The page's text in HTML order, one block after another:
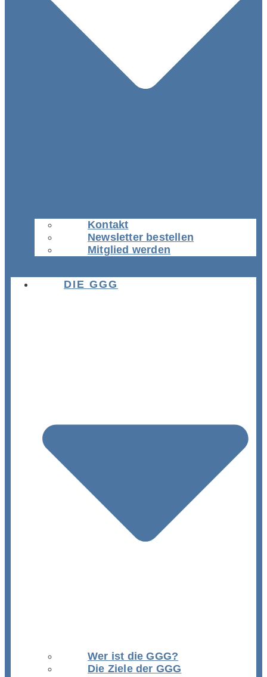
Kontakt
Newsletter bestellen
Mitglied werden
DIE GGG
Wer ist die GGG?
Die Ziele der GGG